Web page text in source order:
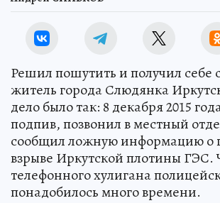
Решил пошутить и получил себе
житель города Слюдянка
дело было так: 8 декабря 2015
подпив, позвонил в местный
сообщил ложную информацию о
взрыве Иркутской плотины ГЭС.
телефонного хулигана
понадобилось много времени.